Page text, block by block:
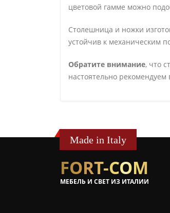
цветовой гамме можно
Столешница и ножки
устойчив к механическим
Обратите внимание, что
настоятельно
Made in Italy
FORT-COM
МЕБЕЛЬ И СВЕТ ИЗ ИТАЛИИ